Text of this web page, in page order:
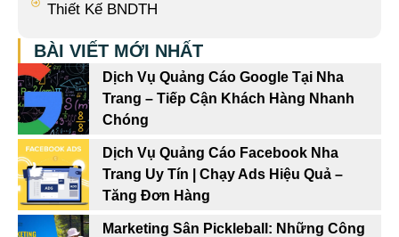
Thiết Kế BNDTH
BÀI VIẾT MỚI NHẤT
Dịch Vụ Quảng Cáo Google Tại Nha
Trang – Tiếp Cận Khách Hàng Nhanh
Chóng
Dịch Vụ Quảng Cáo Facebook Nha
Trang Uy Tín | Chạy Ads Hiệu Quả –
Tăng Đơn Hàng
Marketing Sân Pickleball: Những Công